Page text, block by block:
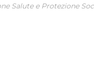
Salute e Protezione